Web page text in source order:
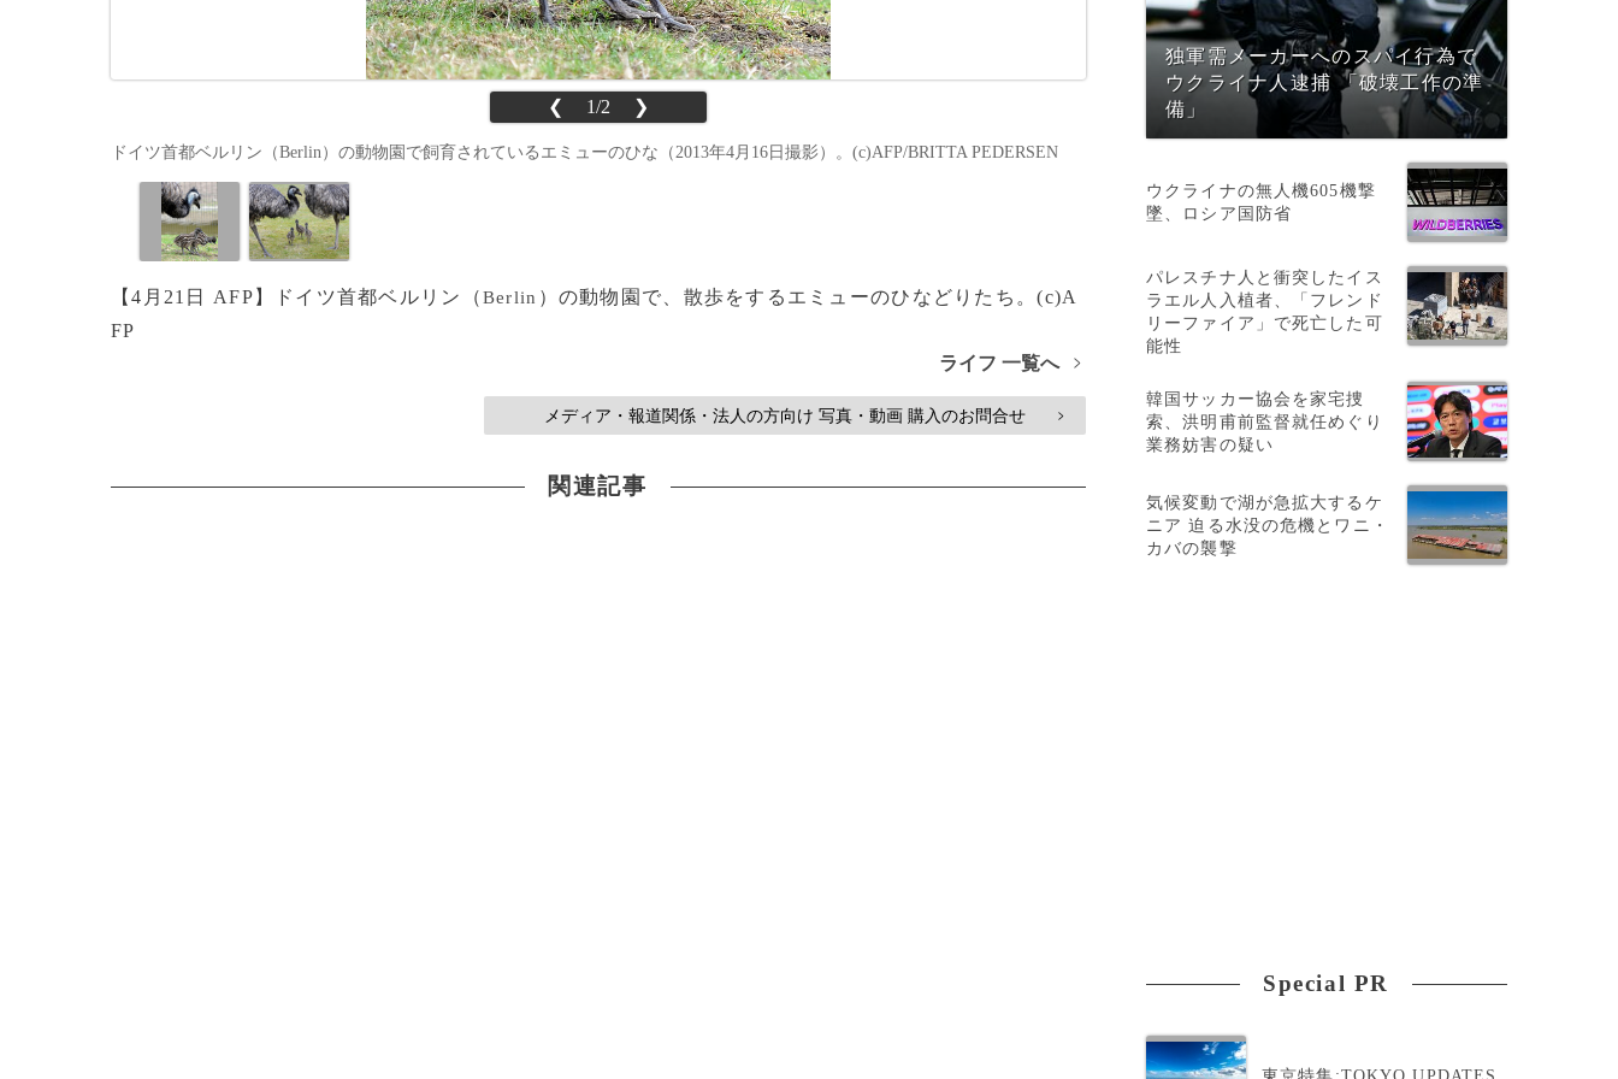
❮ 1/2 ❯
ドイツ首都ベルリン（Berlin）の動物園で飼育されているエミューのひな（2013年4月16日撮影）。(c)AFP/BRITTA PEDERSEN
【4月21日 AFP】ドイツ首都ベルリン（Berlin ）の動物園で、散歩をするエミューのひなどりたち。(c)A
FP
ライフ 一覧へ
>
メディア・報道関係・法人の方向け 写真・動画 購入のお問合せ >
関連記事
独軍需メーカーへのスパイ行為で
ウクライナ人逮捕 「破壊工作の準
備」
ウクライナの無人機605機撃
墜、ロシア国防省
パレスチナ人と衝突したイス
ラエル人入植者、「フレンド
リーファイア」で死亡した可
能性
韓国サッカー協会を家宅捜
索、洪明甫前監督就任めぐり
業務妨害の疑い
気候変動で湖が急拡大するケ
ニア 迫る水没の危機とワニ・
カバの襲撃
Special PR
東京特集:TOKYO UPDATES